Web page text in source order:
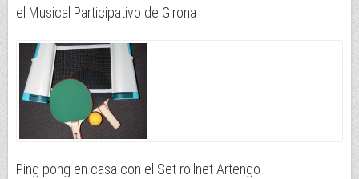
el Musical Participativo de Girona
Ping pong en casa con el Set rollnet Artengo